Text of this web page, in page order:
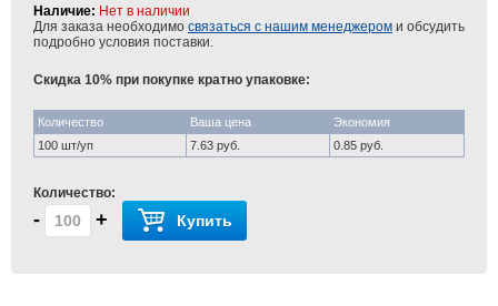
Наличие: Нет в наличии
Для заказа необходимо связаться с нашим менеджером и обсудить
подробно условия поставки.
Скидка 10% при покупке кратно упаковке:
Количество Ваша цена
Экономия
100 шт/уп
7.63 руб. 0.85 руб.
Количество:
- + Купить